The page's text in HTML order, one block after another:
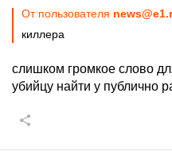
От пользователя
киллера
слишком громкое слово
убийцу найти у публично